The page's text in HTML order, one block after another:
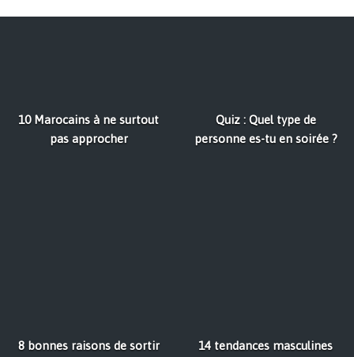
10 Marocains à ne surtout
pas approcher
Quiz : Quel type de
personne es-tu en soirée ?
8 bonnes raisons de sortir
14 tendances masculines